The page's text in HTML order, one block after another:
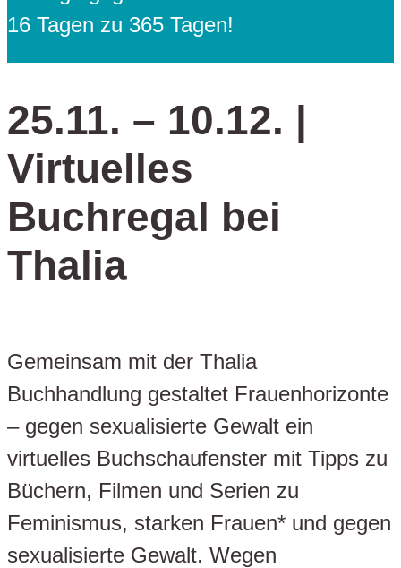
16 Tagen zu 365 Tagen!
25.11. – 10.12. |
Virtuelles
Buchregal bei
Thalia
Gemeinsam mit der Thalia
Buchhandlung gestaltet Frauenhorizonte
– gegen sexualisierte Gewalt ein
virtuelles Buchschaufenster mit Tipps zu
Büchern, Filmen und Serien zu
Feminismus, starken Frauen* und gegen
sexualisierte Gewalt. Wegen